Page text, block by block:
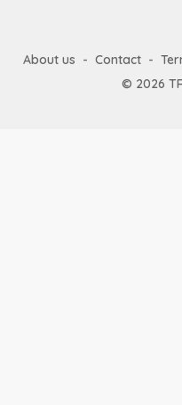
About us Contact
© 2026